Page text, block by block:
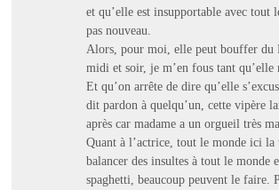
et qu’elle est insupportable avec tout
pas nouveau.
Alors, pour moi, elle peut bouffer du
midi et soir, je m’en fous tant qu’elle
Et qu’on arrête de dire qu’elle
dit pardon à quelqu’un, cette vipère
après car madame a un orgueil très
Quant à l’actrice, tout le monde ici
balancer des insultes à tout le monde
spaghetti, beaucoup peuvent le faire.